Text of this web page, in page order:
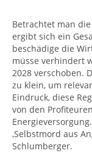
Betrachtet man
ergibt sich ein
beschädige die
müsse verhindert
2028 verschoben.
zu klein, um
Eindruck, diese
von den
‚Selbstmord aus
Schlumberger.